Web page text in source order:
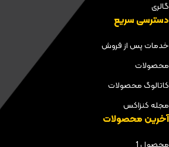
گالری
دسترسی سریع
خدمات پس از فروش
محصولات
کاتالوگ محصولات
مجله کنزاکس
آخرین محصولات